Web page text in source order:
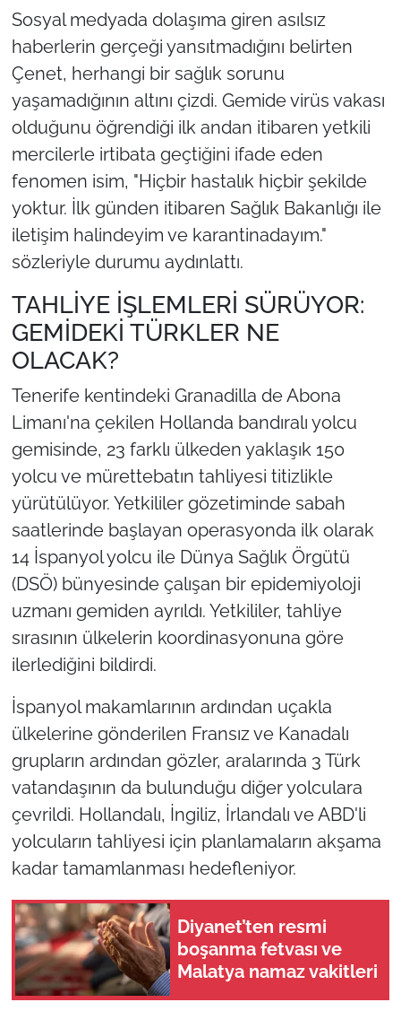
Sosyal medyada dolaşıma giren asılsız
haberlerin gerçeği yansıtmadığını belirten
Çenet, herhangi bir sağlık sorunu
yaşamadığının altını çizdi. Gemide virüs vakası
olduğunu öğrendiği ilk andan itibaren yetkili
mercilerle irtibata geçtiğini ifade eden
fenomen isim, "Hiçbir hastalık hiçbir şekilde
yoktur. İlk günden itibaren Sağlık Bakanlığı ile
iletişim halindeyim ve karantinadayım."
sözleriyle durumu aydınlattı.
TAHLİYE İŞLEMLERİ SÜRÜYOR:
GEMİDEKİ TÜRKLER NE
OLACAK?
Tenerife kentindeki Granadilla de Abona
Limanı'na çekilen Hollanda bandıralı yolcu
gemisinde, 23 farklı ülkeden yaklaşık 150
yolcu ve mürettebatın tahliyesi titizlikle
yürütülüyor. Yetkililer gözetiminde sabah
saatlerinde başlayan operasyonda ilk olarak
14 İspanyol yolcu ile Dünya Sağlık Örgütü
(DSÖ) bünyesinde çalışan bir epidemiyoloji
uzmanı gemiden ayrıldı. Yetkililer, tahliye
sırasının ülkelerin koordinasyonuna göre
ilerlediğini bildirdi.
İspanyol makamlarının ardından uçakla
ülkelerine gönderilen Fransız ve Kanadalı
grupların ardından gözler, aralarında 3 Türk
vatandaşının da bulunduğu diğer yolculara
çevrildi. Hollandalı, İngiliz, İrlandalı ve ABD'li
yolcuların tahliyesi için planlamaların akşama
kadar tamamlanması hedefleniyor.
Diyanet’ten resmi
boşanma fetvası ve
Malatya namaz vakitleri